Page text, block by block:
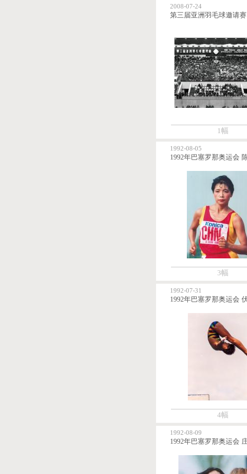
2008-07-24
第三届亚洲羽毛球邀请赛
1幅
1992-08-05
3幅
1992-07-31
4幅
1992-08-09